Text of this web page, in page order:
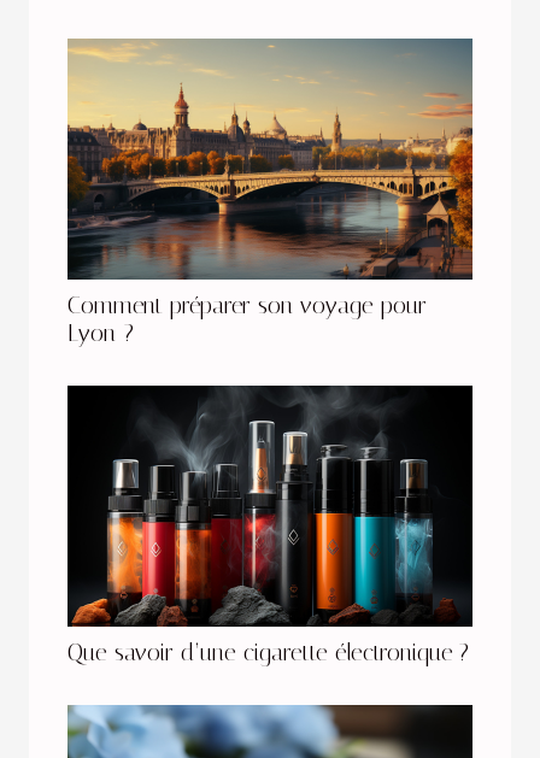
Comment préparer son voyage pour
Lyon ?
Que savoir d’une cigarette électronique ?